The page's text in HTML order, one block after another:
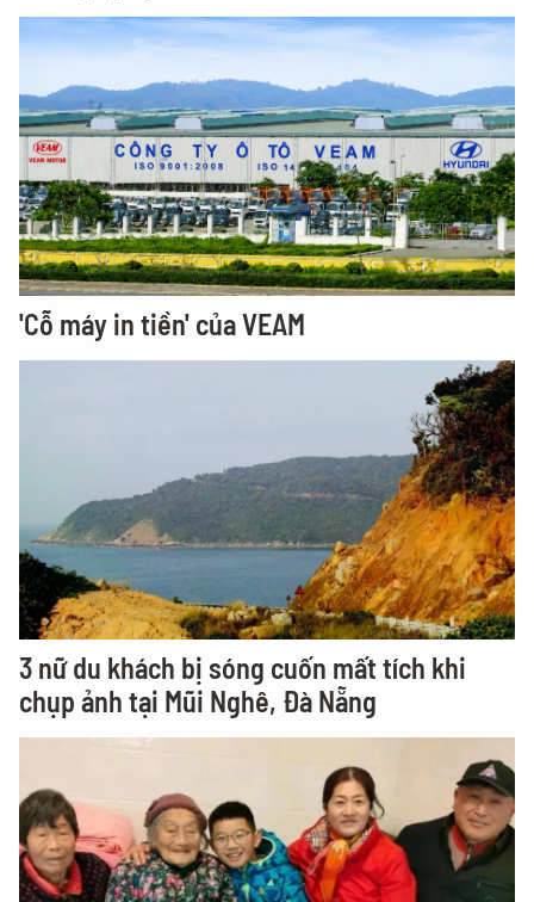
'Cỗ máy in tiền' của VEAM
3 nữ du khách bị sóng cuốn mất tích khi
chụp ảnh tại Mũi Nghê, Đà Nẵng